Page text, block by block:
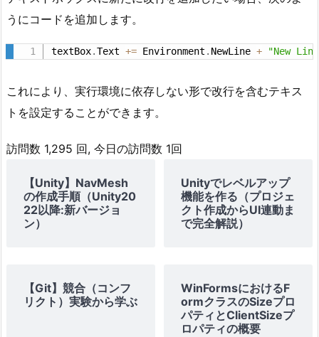
うにコードを追加します。
textBox.Text += Environment . NewLine + "New
これにより、実行環境に依存しない形で改行を含むテキス
トを設定することができます。
訪問数 1,295 回, 今日の訪問数 1回
【Unity】NavMesh
の作成手順（Unity20
22以降:新バージョ
ン）
Unityでレベルアップ
機能を作る（プロジェ
クト作成からUI連動ま
で完全解説）
【Git】競合（コンフ
リクト）実験から学ぶ
WinFormsにおけるF
ormクラスのSizeプロ
パティとClientSizeプ
ロパティの概要